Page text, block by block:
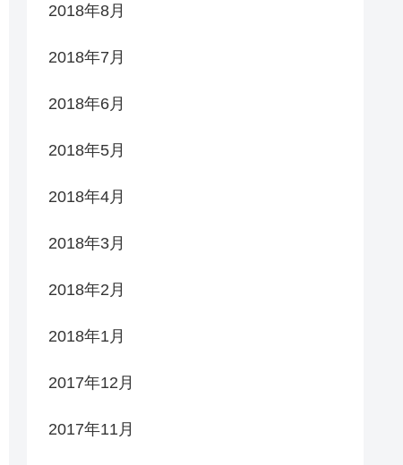
2018年8月
2018年7月
2018年6月
2018年5月
2018年4月
2018年3月
2018年2月
2018年1月
2017年12月
2017年11月